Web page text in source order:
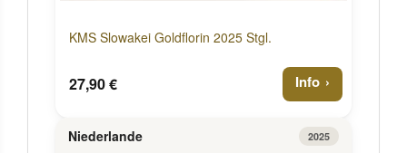
KMS Slowakei Goldflorin 2025 Stgl.
27,90 € Info
Niederlande 2025